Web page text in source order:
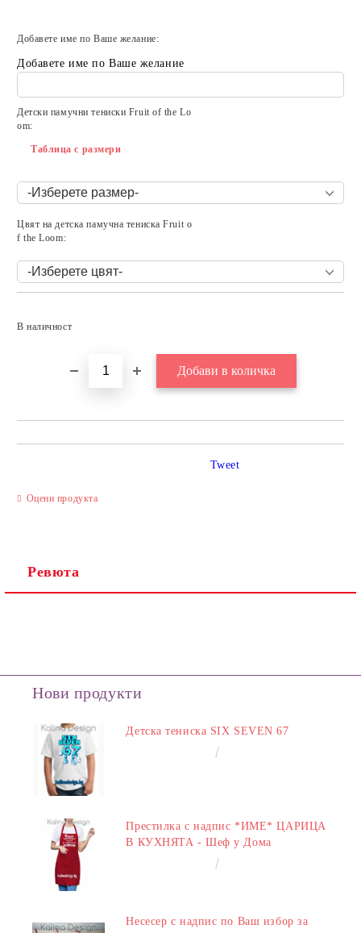
Добавете име по Ваше желание:
Добавете име по Ваше желание
Детски памучни тениски Fruit of the Lo
om:
Таблица с размери
Цвят на детска памучна тениска Fruit o
f the Loom:
В наличност
Оцени продукта
Tweet
Ревюта
Нови продукти
Детска тениска SIX SEVEN 67
Престилка с надпис *ИМЕ* ЦАРИЦА
В КУХНЯТА - Шеф у Дома
Несесер с надпис по Ваш избор за